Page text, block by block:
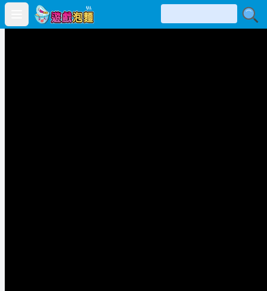
Open main menu